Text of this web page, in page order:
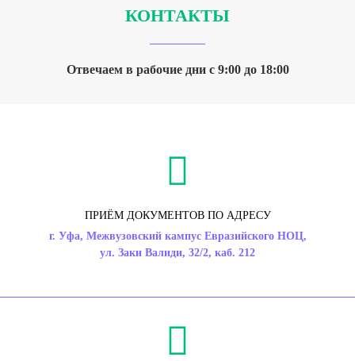
КОНТАКТЫ
Отвечаем в рабочие дни с 9:00 до 18:00
ПРИЁМ ДОКУМЕНТОВ ПО АДРЕСУ
г. Уфа, Межвузовский кампус Евразийского НОЦ,
ул. Заки Валиди, 32/2, каб. 212